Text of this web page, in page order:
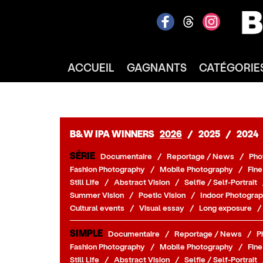
ACCUEIL GAGNANTS
B&W IPA WINNERS 2026 / 2025 / 2024
SÉRIE Documentaire / Reportage / News /
Fashion Photography
/ Mobile Photography /
Still Life
/ Abstract Vision / Selfie / Self-Portrait
Summer Vision
/ Poetic Vision / Indoor
Cultural events
/ Visual essay / Long exposure /
SIMPLE Documentaire / Reportage / News /
Fashion Photography
/ Mobile Photography /
Still Life
/ Abstract Vision / Selfie / Self-Portrait